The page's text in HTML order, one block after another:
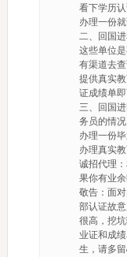
看下学历
办理一份
二、回国
这些单位
有渠道去
提供真实
证成绩单
三、回国
务员的情况
办理一份
办理真实
诚招代理
果你有业
敬告：面
部认证故
很高，挖
业证和成
生，请多